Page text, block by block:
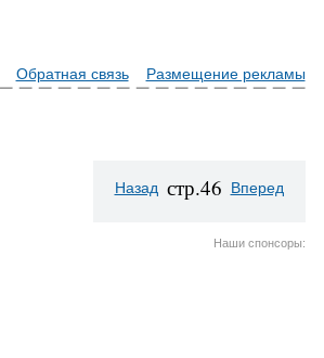
Обратная связь Размещение рекламы
Назад стр.46 Вперед
Наши спонсоры: